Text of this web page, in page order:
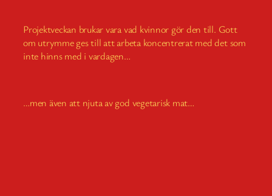
Projektveckan brukar vara vad kvinnor gör den till. Gott
om utrymme ges till att arbeta koncentrerat med det som
inte hinns med i vardagen…
…men även att njuta av god vegetarisk mat…